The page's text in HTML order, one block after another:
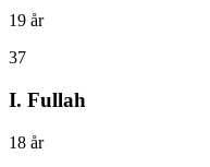
19 år
37
I. Fullah
18 år